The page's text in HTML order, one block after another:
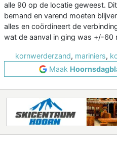
alle 90 op de locatie geweest.
bemand en varend moeten
alles en coördineert de
wat de aanval in ging was +/-60
kornwerderzand, mariniers,
Maak